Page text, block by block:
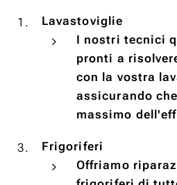
Lavastoviglie
I nostri tecnici
pronti a
con la vostra
assicurando
massimo
Frigoriferi
Offriamo